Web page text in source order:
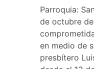
Parroquia:
de octubre
en medio de
presbítero